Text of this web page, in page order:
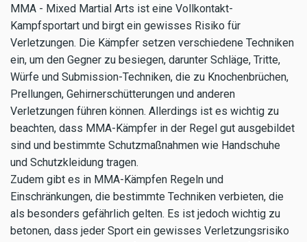
MMA - Mixed Martial Arts ist eine Vollkontakt-
Kampfsportart und birgt ein gewisses Risiko für
Verletzungen. Die Kämpfer setzen verschiedene Techniken
ein, um den Gegner zu besiegen, darunter Schläge, Tritte,
Würfe und Submission-Techniken, die zu Knochenbrüchen,
Prellungen, Gehirnerschütterungen und anderen
Verletzungen führen können. Allerdings ist es wichtig zu
beachten, dass MMA-Kämpfer in der Regel gut ausgebildet
sind und bestimmte Schutzmaßnahmen wie Handschuhe
und Schutzkleidung tragen.
Zudem gibt es in MMA-Kämpfen Regeln und
Einschränkungen, die bestimmte Techniken verbieten, die
als besonders gefährlich gelten. Es ist jedoch wichtig zu
betonen, dass jeder Sport ein gewisses Verletzungsrisiko